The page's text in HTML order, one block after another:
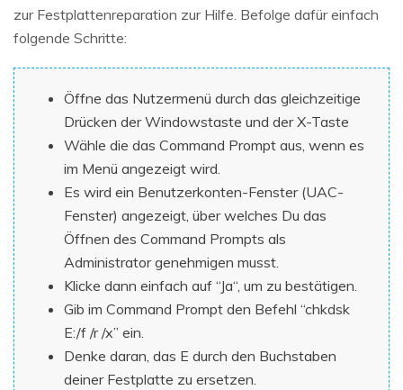
zur Festplattenreparation zur Hilfe. Befolge dafür einfach
folgende Schritte:
Öffne das Nutzermenü durch das gleichzeitige
Drücken der Windowstaste und der X-Taste
Wähle die das Command Prompt aus, wenn es
im Menü angezeigt wird.
Es wird ein Benutzerkonten-Fenster (UAC-
Fenster) angezeigt, über welches Du das
Öffnen des Command Prompts als
Administrator genehmigen musst.
Klicke dann einfach auf “Ja“, um zu bestätigen.
Gib im Command Prompt den Befehl “chkdsk
E:/f /r /x” ein.
Denke daran, das E durch den Buchstaben
deiner Festplatte zu ersetzen.